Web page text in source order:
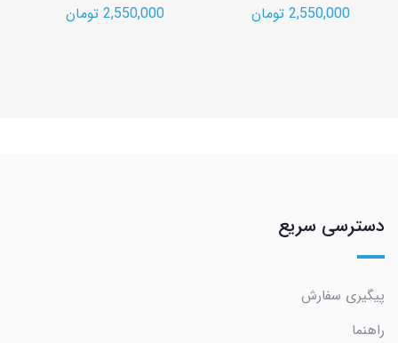
2,550,000 تومان
2,550,000 تومان
دسترسی سریع
پیگیری سفارش
راهنما